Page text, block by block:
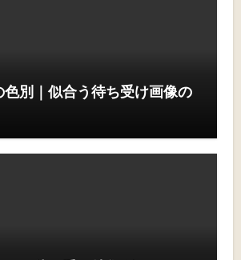
色別｜似合う待ち受け画像の